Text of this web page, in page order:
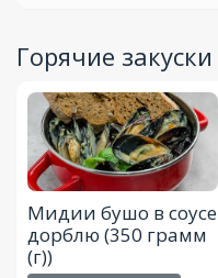
Горячие закуски
Мидии бушо в соусе
дорблю (350 грамм
(г))